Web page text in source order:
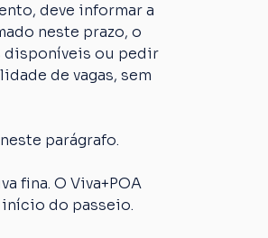
deve informar a
neste prazo, o
disponíveis ou pedir
de vagas, sem
parágrafo.
fina. O Viva+POA
do passeio.